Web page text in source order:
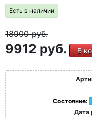
Есть в наличии
18900руб.
9912 руб. В
Состояние:
Дата